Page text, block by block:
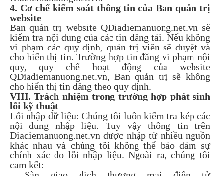
4. Cơ chế kiểm soát thông tin của Ban quản trị
website
Ban quản trị website QDiadiemanuong.net.vn sẽ
kiểm tra nội dung của các tin đăng tải. Nếu không
vi phạm các quy định, quản trị viên sẽ duyệt và
cho hiển thị tin. Trường hợp tin đăng vi phạm nội
quy, quy chế hoạt động của website
QDiadiemanuong.net.vn, Ban quản trị sẽ không
cho hiển thị tin đăng theo quy định.
VIII. Trách nhiệm trong trường hợp phát sinh
lỗi kỹ thuật
Lỗi nhập dữ liệu: Chúng tôi luôn kiểm tra kép các
nội dung nhập liệu. Tuy vậy thông tin trên
Diadiemanuong.net.vn được nhập từ nhiều nguồn
khác nhau và chúng tôi không thể bảo đảm sự
chính xác do lỗi nhập liệu. Ngoài ra, chúng tôi
cam kết: